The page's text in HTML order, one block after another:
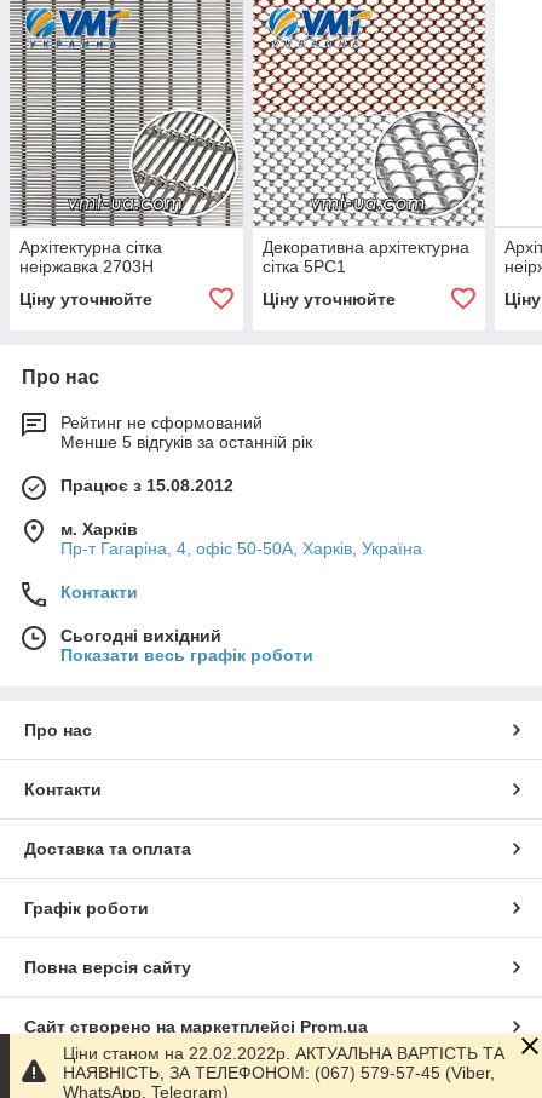
Архітектурна сітка
неіржавка 2703H
Ціну уточнюйте
Декоративна архітектурна
сітка 5PC1
Ціну уточнюйте
Про нас
Рейтинг не сформований
Менше 5 відгуків за останній рік
Працює з 15.08.2012
м. Харків
Пр-т Гагаріна, 4, офіс 50-50A, Харків, Україна
Контакти
Сьогодні вихідний
Показати весь графік роботи
Про нас
Контакти
Доставка та оплата
Графік роботи
Повна версія сайту
Сайт створено на маркетплейсі Prom.ua
Політика конфіденційності
Ціни станом на 22.02.2022р. АКТУАЛЬНА ВАРТІСТЬ ТА
НАЯВНІСТЬ, ЗА ТЕЛЕФОНОМ: (067) 579-57-45 (Viber,
WhatsApp, Telegram)